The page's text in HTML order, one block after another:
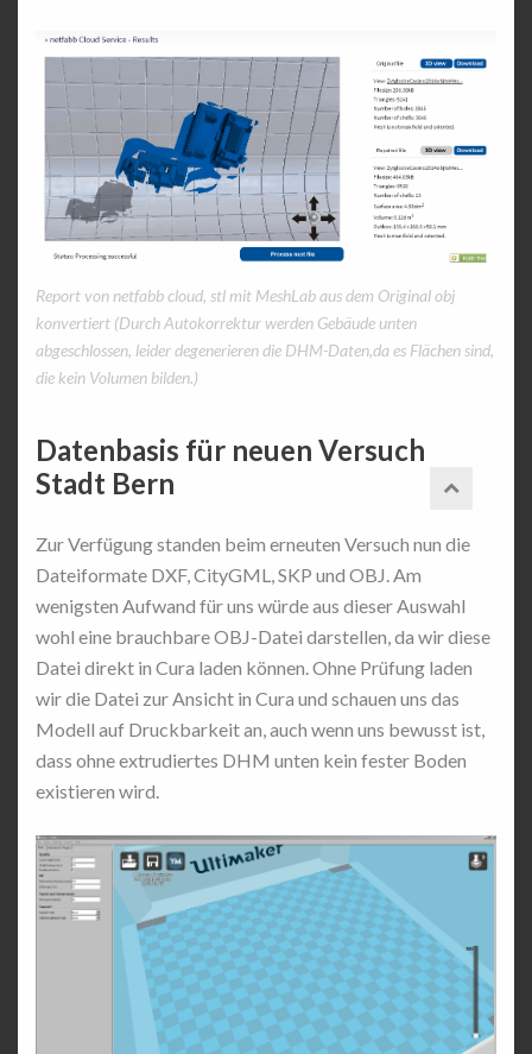
Report von netfabb cloud, stl mit MeshLab aus dem Original obj
konvertiert (Durch Autokorrektur werden Gebäude unten
abgeschlossen, leider degenerieren die DHM-Daten,da es Flächen sind,
die kein Volumen bilden.)
Datenbasis für neuen Versuch
Stadt Bern
Zur Verfügung standen beim erneuten Versuch nun die
Dateiformate DXF, CityGML, SKP und OBJ. Am
wenigsten Aufwand für uns würde aus dieser Auswahl
wohl eine brauchbare OBJ-Datei darstellen, da wir diese
Datei direkt in Cura laden können. Ohne Prüfung laden
wir die Datei zur Ansicht in Cura und schauen uns das
Modell auf Druckbarkeit an, auch wenn uns bewusst ist,
dass ohne extrudiertes DHM unten kein fester Boden
existieren wird.